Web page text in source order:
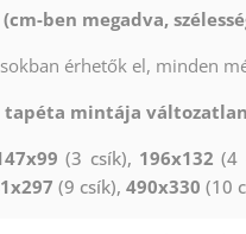
ben megadva,
érhetők el, minden
mintája
(3 csík), 196x132 (4
(9 csík), 490x330 (10